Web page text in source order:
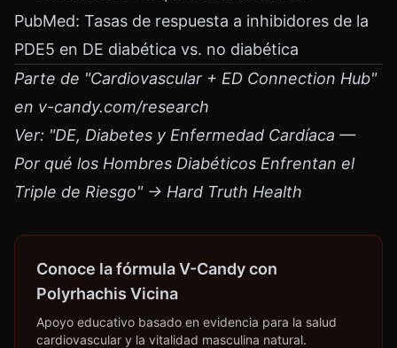
PubMed: Tasas de respuesta a inhibidores de la
PDE5 en DE diabética vs. no diabética
Parte de "Cardiovascular + ED Connection Hub"
en v-candy.com/research
Ver: "DE, Diabetes y Enfermedad Cardíaca —
Por qué los Hombres Diabéticos Enfrentan el
Triple de Riesgo" → Hard Truth Health
Conoce la fórmula V-Candy con
Polyrhachis Vicina
Apoyo educativo basado en evidencia para la salud
cardiovascular y la vitalidad masculina natural.